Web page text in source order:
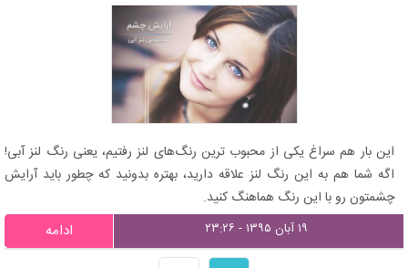
این بار هم سراغ یکی از محبوب ترین رنگ‌های لنز رفتیم، یعنی رنگ لنز آبی!
اگه شما هم به این رنگ لنز علاقه دارید، بهتره بدونید که چطور باید آرایش
چشمتون رو با این رنگ هماهنگ کنید.
۱۹ آبان ۱۳۹۵ - ۲۳:۲۶ ادامه